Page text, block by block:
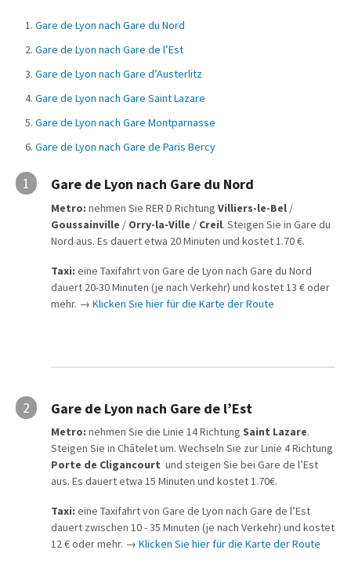
Gare de Lyon nach Gare du Nord
Gare de Lyon nach Gare de l’Est
Gare de Lyon nach Gare d’Austerlitz
Gare de Lyon nach Gare Saint Lazare
Gare de Lyon nach Gare Montparnasse
Gare de Lyon nach Gare de Paris Bercy
1 Gare de Lyon nach Gare du Nord
Metro: nehmen Sie RER D Richtung Villiers-le-Bel /
Goussainville / Orry-la-Ville / Creil. Steigen Sie in Gare du
Nord aus. Es dauert etwa 20 Minuten und kostet 1.70 €.
Taxi: eine Taxifahrt von Gare de Lyon nach Gare du Nord
dauert 20-30 Minuten (je nach Verkehr) und kostet 13 € oder
mehr. → Klicken Sie hier für die Karte der Route
2 Gare de Lyon nach Gare de l’Est
Metro: nehmen Sie die Linie 14 Richtung Saint Lazare.
Steigen Sie in Châtelet um. Wechseln Sie zur Linie 4 Richtung
Porte de Cligancourt und steigen Sie bei Gare de l’Est
aus. Es dauert etwa 15 Minuten und kostet 1.70€.
Taxi: eine Taxifahrt von Gare de Lyon nach Gare de l’Est
dauert zwischen 10 - 35 Minuten (je nach Verkehr) und kostet
12 € oder mehr. → Klicken Sie hier für die Karte der Route